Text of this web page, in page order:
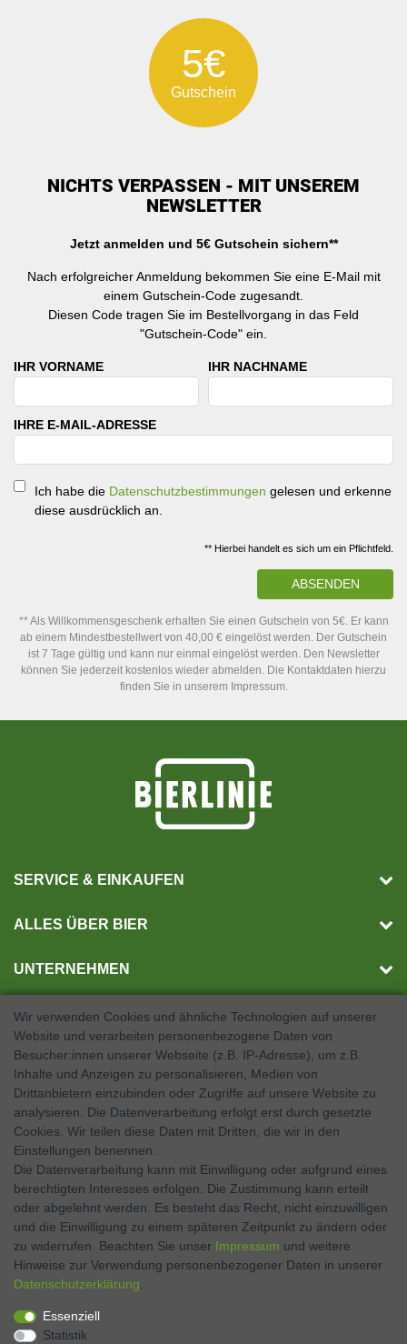
5€
Gutschein
NICHTS VERPASSEN - MIT UNSEREM
NEWSLETTER
Jetzt anmelden und 5€ Gutschein sichern**
Nach erfolgreicher Anmeldung bekommen Sie eine E-Mail mit
einem Gutschein-Code zugesandt.
Diesen Code tragen Sie im Bestellvorgang in das Feld
"Gutschein-Code" ein.
IHR VORNAME IHR NACHNAME
IHRE E-MAIL-ADRESSE
Ich habe die Datenschutzbestimmungen gelesen und erkenne
diese ausdrücklich an.
** Hierbei handelt es sich um ein Pflichtfeld.
ABSENDEN
** Als Willkommensgeschenk erhalten Sie einen Gutschein von 5€. Er kann
ab einem Mindestbestellwert von 40,00 € eingelöst werden. Der Gutschein
ist 7 Tage gültig und kann nur einmal eingelöst werden. Den Newsletter
können Sie jederzeit kostenlos wieder abmelden. Die Kontaktdaten hierzu
finden Sie in unserem Impressum.
SERVICE & EINKAUFEN
ALLES ÜBER BIER
UNTERNEHMEN
SOCIAL MEDIA
Twitter
Instagram
VERTRAG WIDERRUFEN Kontakt
Zahlen Sie bequem per
Wir verwenden Cookies und ähnliche Technologien auf unserer
Website und verarbeiten personenbezogene Daten von
Besucher:innen unserer Webseite (z.B. IP-Adresse), um z.B.
Inhalte und Anzeigen zu personalisieren, Medien von
Drittanbietern einzubinden oder Zugriffe auf unsere Website zu
analysieren. Die Datenverarbeitung erfolgt erst durch gesetzte
Cookies. Wir teilen diese Daten mit Dritten, die wir in den
Einstellungen benennen.
Die Datenverarbeitung kann mit Einwilligung oder aufgrund eines
berechtigten Interesses erfolgen. Die Zustimmung kann erteilt
oder abgelehnt werden. Es besteht das Recht, nicht einzuwilligen
und die Einwilligung zu einem späteren Zeitpunkt zu ändern oder
zu widerrufen. Beachten Sie unser Impressum und weitere
Hinweise zur Verwendung personenbezogener Daten in unserer
Daten­schutz­erklärung
Essenziell
Statistik